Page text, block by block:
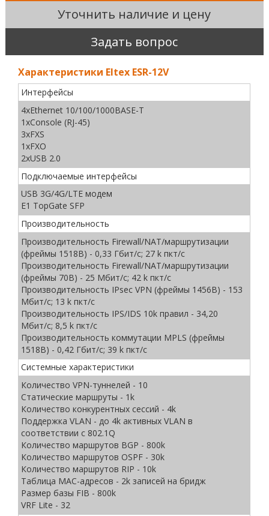
Уточнить наличие и цену
Задать вопрос
Характеристики Eltex ESR-12V
Интерфейсы
4хEthernet 10/100/1000BASE-T
1xConsole (RJ-45)
3xFXS
1xFXO
2хUSB 2.0
Подключаемые интерфейсы
USB 3G/4G/LTE модем
E1 TopGate SFP
Производительность
Производительность Firewall/NAT/маршрутизации
(фреймы 1518B) - 0,33 Гбит/c; 27 k пкт/с
Производительность Firewall/NAT/маршрутизации
(фреймы 70B) - 25 Мбит/c; 42 k пкт/c
Производительность IPsec VPN (фреймы 1456B) - 153
Мбит/c; 13 k пкт/с
Производительность IPS/IDS 10k правил - 34,20
Мбит/c; 8,5 k пкт/с
Производительность коммутации MPLS (фреймы
1518B) - 0,42 Гбит/c; 39 k пкт/c
Системные характеристики
Количество VPN-туннелей - 10
Статические маршруты - 1k
Количество конкурентных сессий - 4k
Поддержка VLAN - до 4k активных VLAN в
соответствии с 802.1Q
Количество маршрутов BGP - 800k
Количество маршрутов OSPF - 30k
Количество маршрутов RIP - 10k
Таблица MAC-адресов - 2k записей на бридж
Размер базы FIB - 800k
VRF Lite - 32